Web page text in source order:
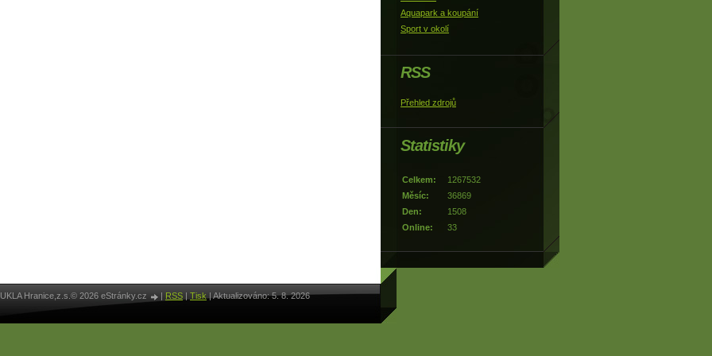
Aquapark a koupání
Sport v okolí
RSS
Přehled zdrojů
Statistiky
Online: 33
Celkem:
1267532
Měsíc:
36869
Den:
1508
Hranice,z.s.© 2026 eStránky.cz RSS Tisk Aktualizováno: 5. 8. 2026